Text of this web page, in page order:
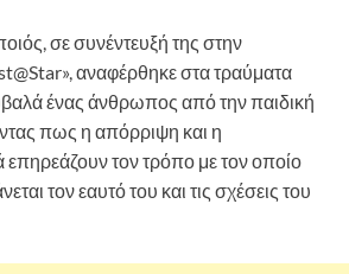
σε συνέντευξή της στην
αναφέρθηκε στα τραύματα
ένας άνθρωπος από την παιδική
πως η απόρριψη και η
τον τρόπο με τον οποίο
τον εαυτό του και τις σχέσεις του